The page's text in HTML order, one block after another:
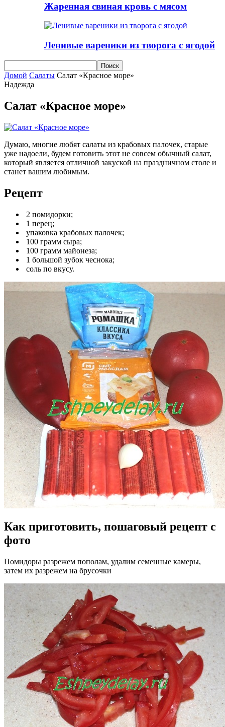
Жаренная свиная кровь с мясом
Ленивые вареники из творога с ягодой
Домой Салаты Салат «Красное море»
Надежда
Салат «Красное море»
Думаю, многие любят салаты из крабовых палочек, старые
уже надоели, будем готовить этот не совсем обычный салат,
который является отличной закуской на праздничном столе и
станет вашим любимым.
Рецепт
2 помидорки;
1 перец;
упаковка крабовых палочек;
100 грамм сыра;
100 грамм майонеза;
1 большой зубок чеснока;
соль по вкусу.
Как приготовить, пошаговый рецепт с
фото
Помидоры разрежем пополам, удалим семенные камеры,
затем их разрежем на брусочки